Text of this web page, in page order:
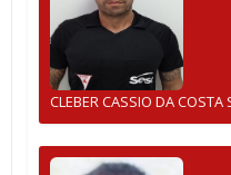
CLEBER CASSIO DA COSTA